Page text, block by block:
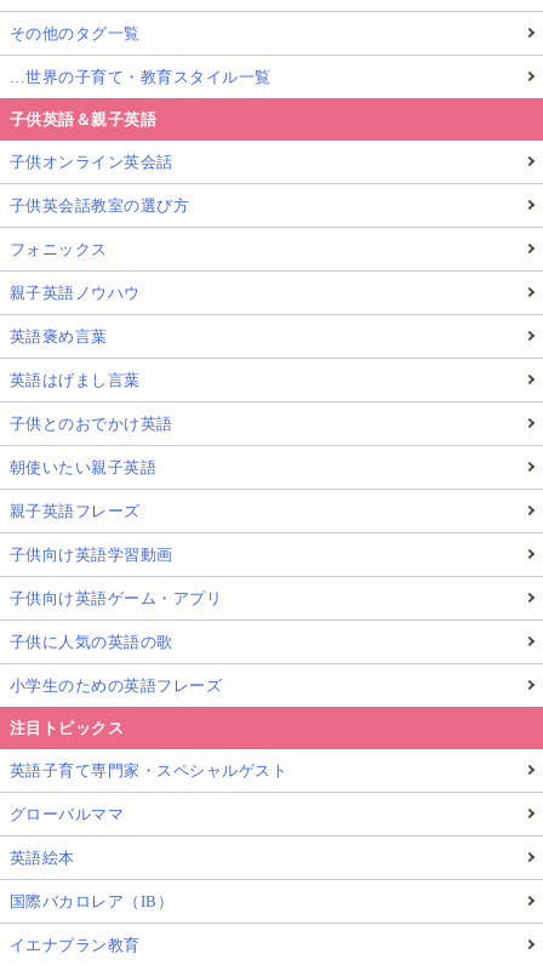
その他のタグ一覧
…世界の子育て・教育スタイル一覧
子供英語＆親子英語
子供オンライン英会話
子供英会話教室の選び方
フォニックス
親子英語ノウハウ
英語褒め言葉
英語はげまし言葉
子供とのおでかけ英語
朝使いたい親子英語
親子英語フレーズ
子供向け英語学習動画
子供向け英語ゲーム・アプリ
子供に人気の英語の歌
小学生のための英語フレーズ
注目トピックス
英語子育て専門家・スペシャルゲスト
グローバルママ
英語絵本
国際バカロレア（IB）
イエナプラン教育